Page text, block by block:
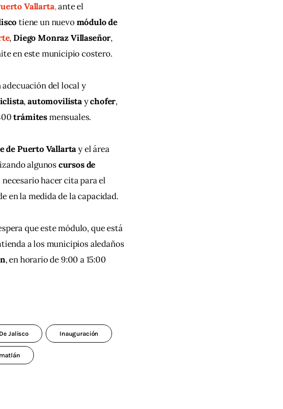
Vallarta, ante el
tiene un nuevo módulo de
, Diego Monraz Villaseñor,
en este municipio costero.
del local y
, automovilista y chofer,
trámites mensuales.
de Puerto Vallarta y el área
algunos cursos de
hacer cita para el
en la medida de la capacidad.
que este módulo, que está
a los municipios aledaños
, en horario de 9:00 a 15:00
Jalisco Inauguración